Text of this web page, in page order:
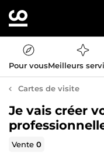
Pour vousMeilleurs
Cartes de visite
Je vais créer
Vente0